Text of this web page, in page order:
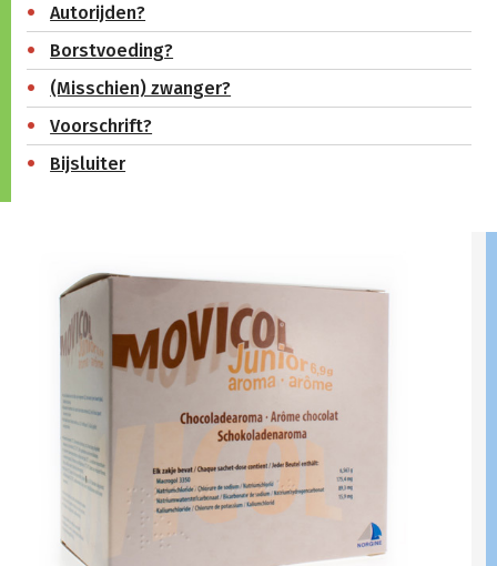
Autorijden?
Borstvoeding?
(Misschien) zwanger?
Voorschrift?
Bijsluiter